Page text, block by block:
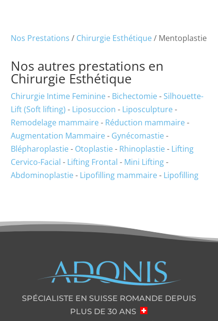
Nos Prestations / Chirurgie Esthétique/ Mentoplastie
Nos autres prestations en
Chirurgie Esthétique
Chirurgie Intime Feminine- Bichectomie- Silhouette-
Lift (Soft lifting) - Liposuccion - Liposculpture-
Remodelage mammaire- Réduction mammaire-
Augmentation Mammaire- Gynécomastie-
Blépharoplastie- Otoplastie- Rhinoplastie- Lifting
Cervico-Facial - Lifting Frontal - Mini Lifting-
Abdominoplastie- Lipofilling mammaire- Lipofilling
SPÉCIALISTE EN SUISSE ROMANDE DEPUIS
PLUS DE 30 ANS